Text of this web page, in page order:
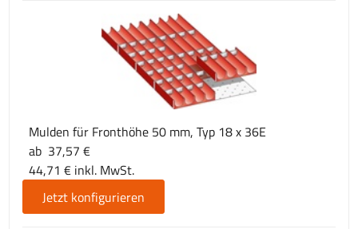
Mulden für Fronthöhe 50 mm, Typ 18 x 36E
ab 37,57 €
44,71 € inkl. MwSt.
Jetzt konfigurieren